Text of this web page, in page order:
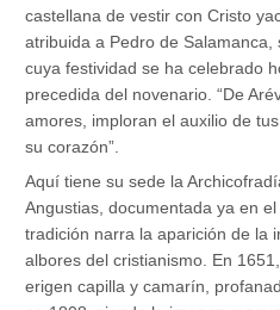
castellana de vestir con Cristo
atribuida a Pedro de
cuya festividad se ha celebrado
precedida del novenario. “De
amores, imploran el auxilio de
su corazón”.
Aquí tiene su sede la
Angustias, documentada ya en
tradición narra la aparición de la
albores del cristianismo. En
erigen capilla y camarín,